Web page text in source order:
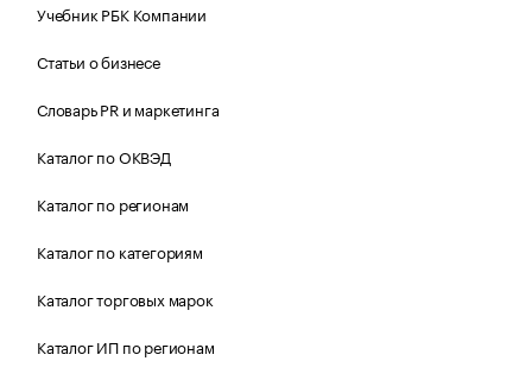
Учебник РБК Компании
Статьи о бизнесе
Словарь PR и маркетинга
Каталог по ОКВЭД
Каталог по регионам
Каталог по категориям
Каталог торговых марок
Каталог ИП по регионам